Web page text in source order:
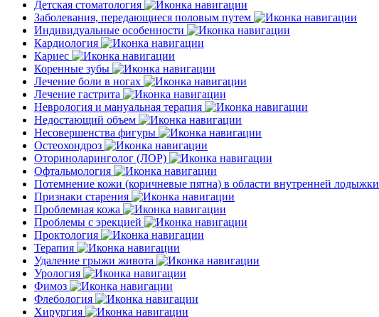
Детская стоматология
Заболевания, передающиеся половым путем
Индивидуальные особенности
Кардиология
Кариес
Коренные зубы
Лечение боли в ногах
Лечение гастрита
Неврология и мануальная терапия
Недостающий объем
Несовершенства фигуры
Остеохондроз
Оториноларинголог (ЛОР)
Офтальмология
Потемнение кожи (коричневые пятна) в области внутренней лодыжки
Признаки старения
Проблемная кожа
Проблемы с эрекцией
Проктология
Терапия
Удаление грыжи живота
Урология
Фимоз
Флебология
Хирургия